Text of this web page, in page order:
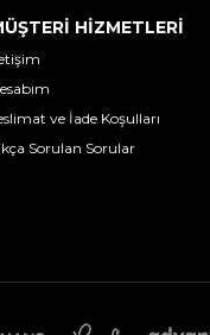
HİZMETLERİ
ve İade Koşulları
Sorulan Sorular